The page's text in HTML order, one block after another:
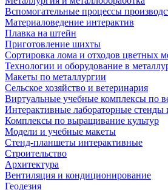
Вспомогательные процессы
Материаловедение интерактив
Плавка на штейн
Приготовление шихты
Сортировка лома и отходов цветных
Технологии и оборудование в
Макеты по металлургии
Сельское хозяйство и ветеринария
Виртуальные учебные комплексы по
Интерактивные лабораторные стенды
Комплексы по выращивание культур
Модели и учебные макеты
Стенд-планшеты интерактивные
Строительство
Архитектура
Вентиляция и кондиционирование
Геодезия